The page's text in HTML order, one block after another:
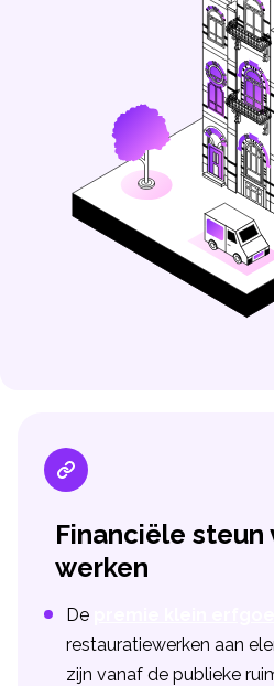
Financiële steun
werken
De
restauratiewerken aan
zijn vanaf de publieke